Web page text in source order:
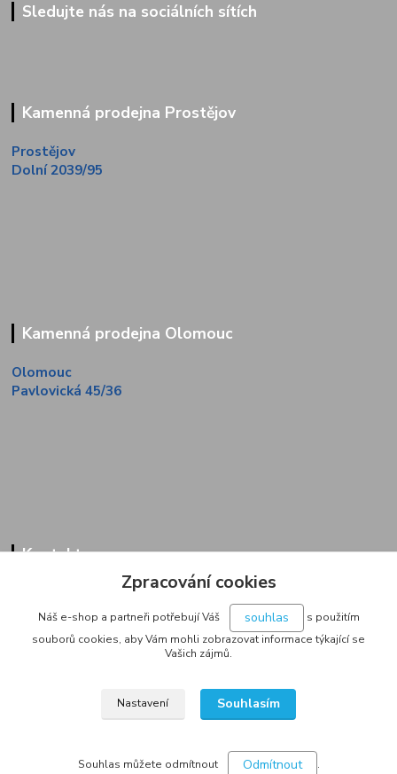
Sledujte nás na sociálních sítích
Kamenná prodejna Prostějov
Prostějov
Dolní 2039/95
Kamenná prodejna Olomouc
Olomouc
Pavlovická 45/36
Kontakty
Zákaznická linka
+420 733 713 851
Zpracování cookies
Náš e-shop a partneři potřebují Váš souhlas
s použitím
souborů cookies, aby Vám mohli zobrazovat informace týkající se
Vašich zájmů.
Nastavení Souhlasím
Souhlas můžete odmítnout Odmítnout .